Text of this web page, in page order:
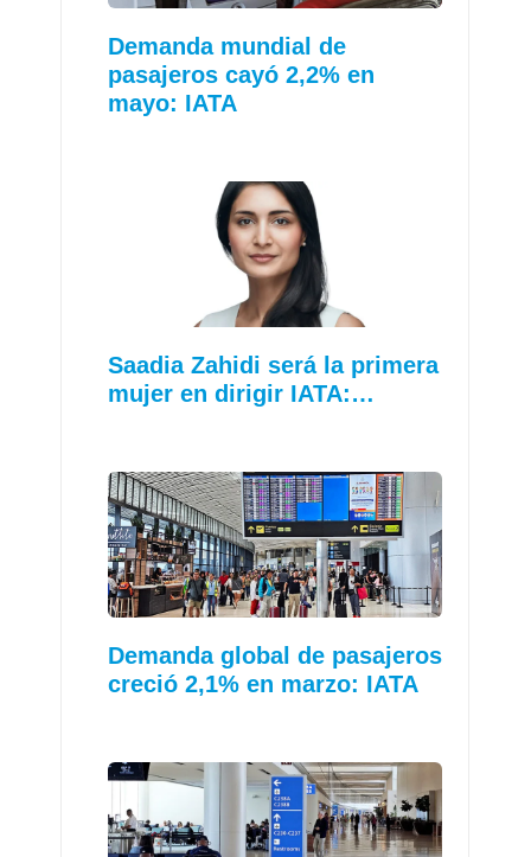
Demanda mundial de
pasajeros cayó 2,2% en
mayo: IATA
Saadia Zahidi será la primera
mujer en dirigir IATA:…
Demanda global de pasajeros
creció 2,1% en marzo: IATA